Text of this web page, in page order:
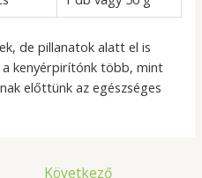
de pillanatok alatt el is
a kenyérpirítónk több, mint
előttünk az egészséges
Következő